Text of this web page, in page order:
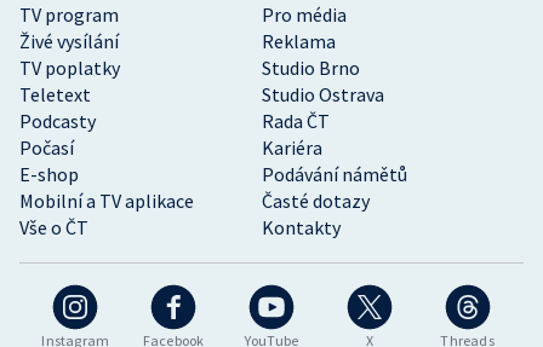
Instagram Facebook YouTube X Threads
TV program
Pro média
Živé vysílání
Reklama
TV poplatky
Studio Brno
Teletext
Studio Ostrava
Podcasty
Rada ČT
Počasí
Kariéra
E-shop
Podávání námětů
Mobilní a TV aplikace
Časté dotazy
Vše o ČT
Kontakty